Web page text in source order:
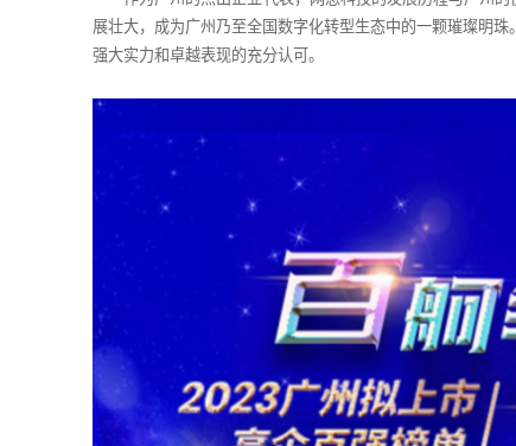
展壮大，成为广州乃至全国数字化转型生态中的一颗璀璨明
强大实力和卓越表现的充分认可。